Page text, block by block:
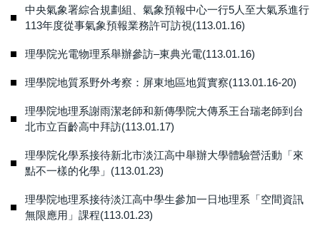
中央氣象署綜合規劃組、氣象預報中心一行5人至大氣系進行
113年度從事氣象預報業務許可訪視(113.01.16)
理學院光電物理系舉辦參訪–東典光電(113.01.16)
理學院地質系野外考察：屏東地區地質實察(113.01.16-20)
理學院地理系謝雨潔老師和新傳學院大傳系王台瑞老師到台
北市立百齡高中拜訪(113.01.17)
理學院化學系接待新北市淡江高中舉辦大學體驗營活動「來
點不一樣的化學」(113.01.23)
理學院地理系接待淡江高中學生參加一日地理系「空間資訊
無限應用」課程(113.01.23)